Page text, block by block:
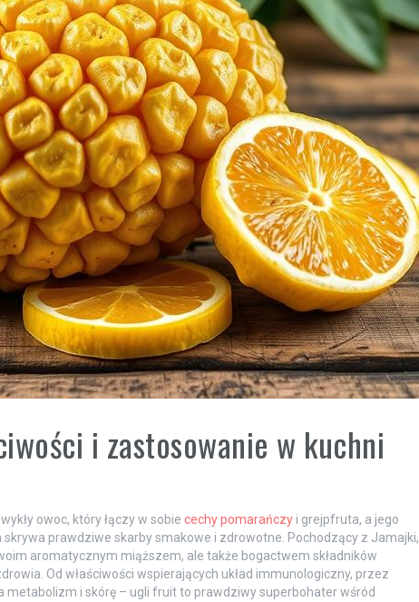
i zastosowanie w kuchni
owoc, który łączy w sobie cechy pomarańczyi grejpfruta, a jego
prawdziwe skarby smakowe i zdrowotne. Pochodzący z Jamajki,
aromatycznym miąższem, ale także bogactwem składników
Od właściwości wspierających układ immunologiczny, przez
metabolizm i skórę – ugli fruit to prawdziwy superbohater wśród